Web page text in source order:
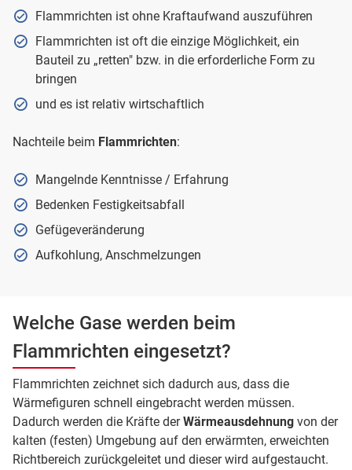
Flammrichten ist ohne Kraftaufwand auszuführen
Flammrichten ist oft die einzige Möglichkeit, ein
Bauteil zu „retten" bzw. in die erforderliche Form zu
bringen
und es ist relativ wirtschaftlich
Nachteile beim Flammrichten:
Mangelnde Kenntnisse / Erfahrung
Bedenken Festigkeitsabfall
Gefügeveränderung
Aufkohlung, Anschmelzungen
Welche Gase werden beim
Flammrichten eingesetzt?
Flammrichten zeichnet sich dadurch aus, dass die
Wärmefiguren schnell eingebracht werden müssen.
Dadurch werden die Kräfte derWärmeausdehnung von der
kalten (festen) Umgebung auf den erwärmten, erweichten
Richtbereich zurückgeleitet und dieser wird aufgestaucht.